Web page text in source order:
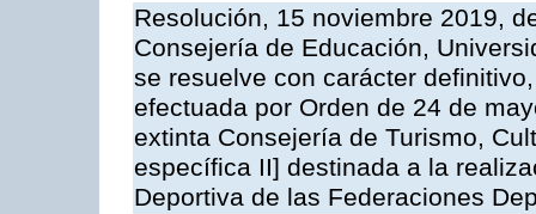
Resolución, 15 noviembre 2019,
Consejería de Educación,
se resuelve con carácter
efectuada por Orden de 24 de
extinta Consejería de Turismo,
específica II] destinada a la
Deportiva de las Federaciones